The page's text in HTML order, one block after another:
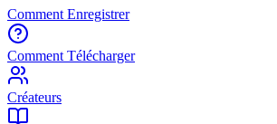
Comment Enregistrer
Comment Télécharger
Créateurs